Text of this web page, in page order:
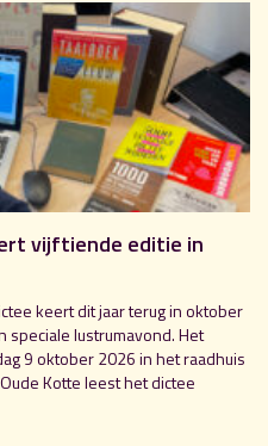
vijftiende editie in
keert dit jaar terug in oktober
lustrumavond. Het
9 oktober 2026 in het raadhuis
Kotte leest het dictee